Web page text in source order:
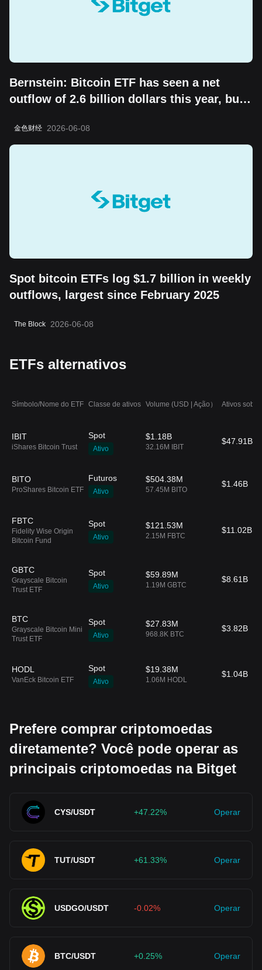
Bernstein: Bitcoin ETF has seen a net
outflow of 2.6 billion dollars this year, but
long-term value storage attribute
金色财经 2026-06-08
Spot bitcoin ETFs log $1.7 billion in weekly
outflows, largest since February 2025
The Block 2026-06-08
ETFs alternativos
Símbolo/Nome do ETF Classe de ativos Volume (USD | Ação） Ativos sob
IBIT
iShares Bitcoin Trust
Spot
Ativo
$1.18B
32.16M IBIT
$47.91B
BITO
ProShares Bitcoin ETF
Futuros
Ativo
$504.38M
57.45M BITO
$1.46B
FBTC
Fidelity Wise Origin
Bitcoin Fund
Spot
Ativo
$121.53M
2.15M FBTC
$11.02B
GBTC
Grayscale Bitcoin
Trust ETF
Spot
Ativo
$59.89M
1.19M GBTC
$8.61B
BTC
Grayscale Bitcoin Mini
Trust ETF
Spot
Ativo
$27.83M
968.8K BTC
$3.82B
HODL
VanEck Bitcoin ETF
Spot
Ativo
$19.38M
1.06M HODL
$1.04B
Prefere comprar criptomoedas
diretamente? Você pode operar as
principais criptomoedas na Bitget
CYS/USDT +47.22% Operar
TUT/USDT +61.33% Operar
USDGO/USDT -0.02% Operar
BTC/USDT +0.25% Operar